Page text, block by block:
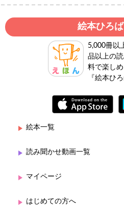
絵本ひろ
5,000冊以
品以上の
料で楽しめ
『絵本ひ
絵本一覧
読み聞かせ動画一覧
マイページ
はじめての方へ